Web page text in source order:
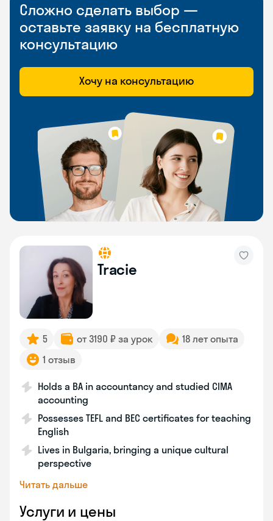
Сложно сделать выбор —
оставьте заявку на бесплатную
консультацию
Хочу на консультацию
Tracie
5 от 3190 ₽ за урок
18 лет опыта
1 отзыв
Holds a BA in accountancy and studied CIMA
accounting
Possesses TEFL and BEC certificates for teaching
English
Lives in Bulgaria, bringing a unique cultural
perspective
Читать дальше
Услуги и цены